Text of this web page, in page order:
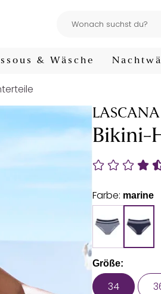
& Wäsche
LASCANA
Bikini-
Farbe: marine
Größe:
34